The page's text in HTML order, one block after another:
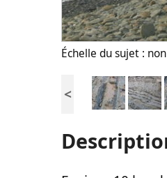
Échelle du sujet :
<